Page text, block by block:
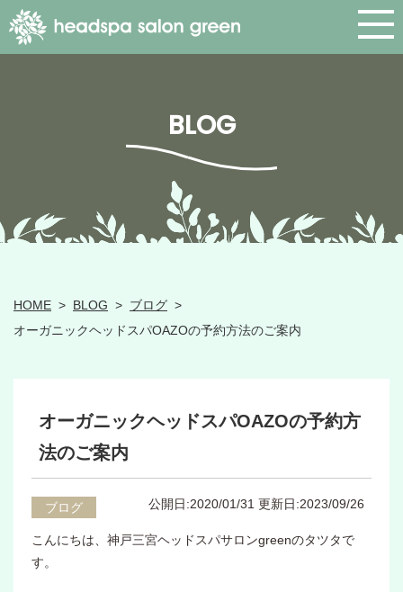
BLOG
HOME > BLOG > ブログ >
オーガニックヘッドスパOAZOの予約方法のご案内
オーガニックヘッドスパOAZOの予約方
法のご案内
ブログ 公開日:2020/01/31 更新日:2023/09/26
こんにちは、神戸三宮ヘッドスパサロンgreenのタツタで
す。